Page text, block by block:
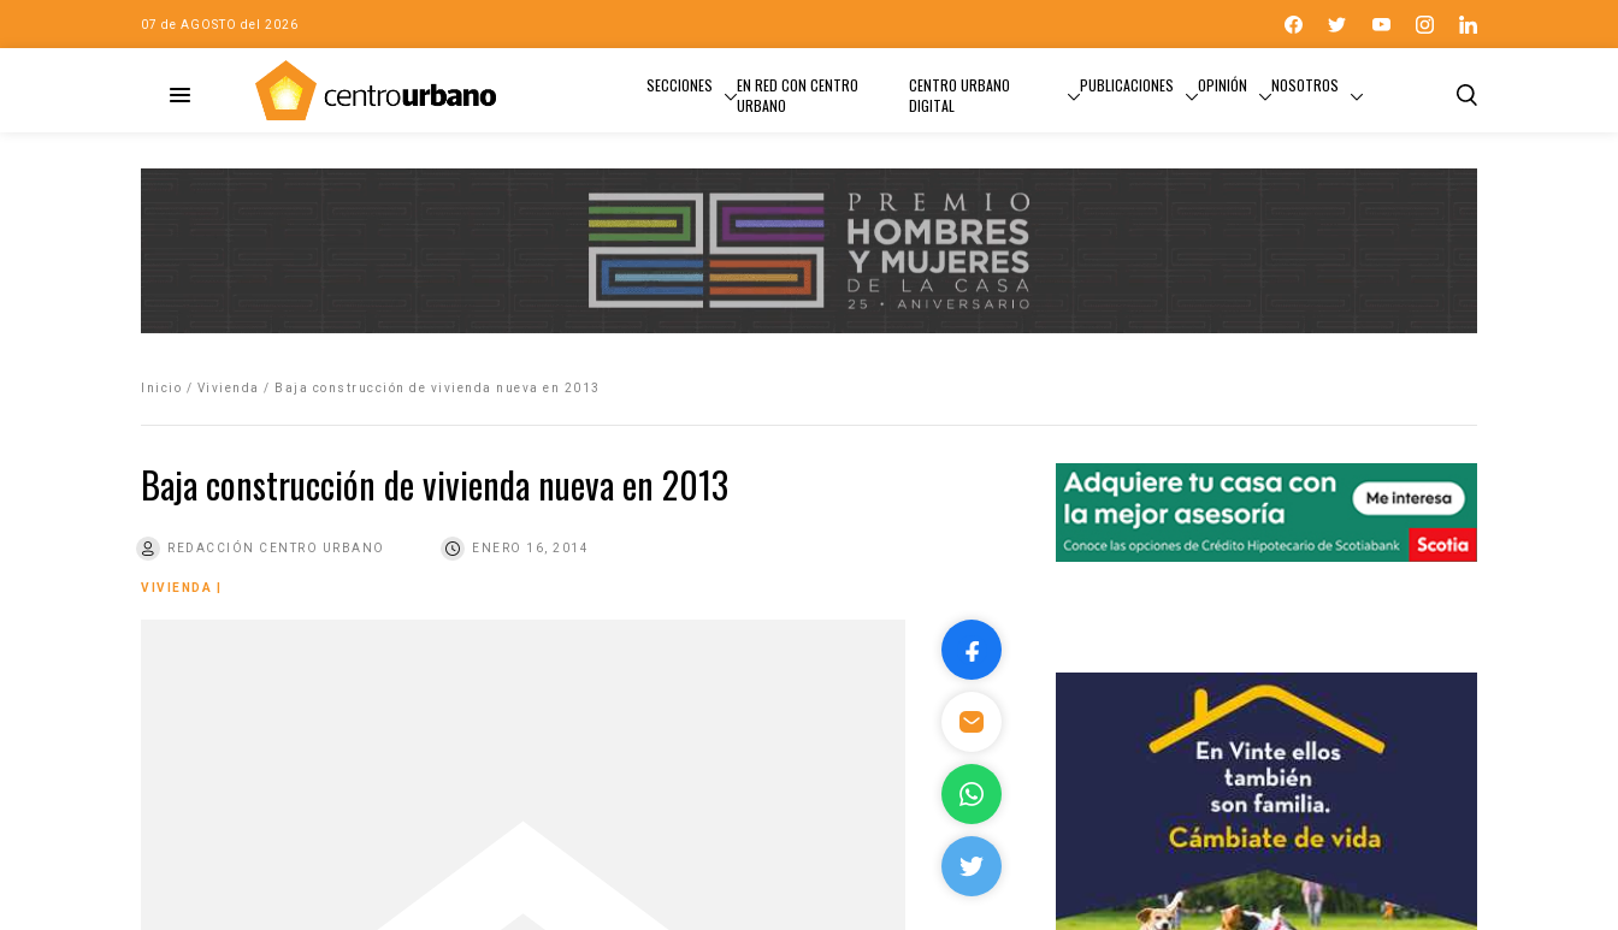
07 de AGOSTO del 2026
SECCIONES
EN RED CON CENTRO
URBANO
CENTRO URBANO
DIGITAL
PUBLICACIONES OPINIÓN NOSOTROS
Inicio / Vivienda / Baja construcción de vivienda nueva en 2013
Baja construcción de vivienda nueva en 2013
REDACCIÓN CENTRO URBANO ENERO 16, 2014
VIVIENDA